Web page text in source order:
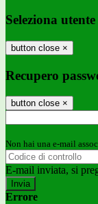
Seleziona utente
button close ×
Recupero
button close ×
Non hai una e-mail
E-mail inviata, si
Errore